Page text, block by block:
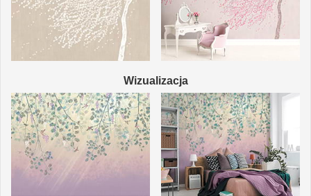
Wizualizacja